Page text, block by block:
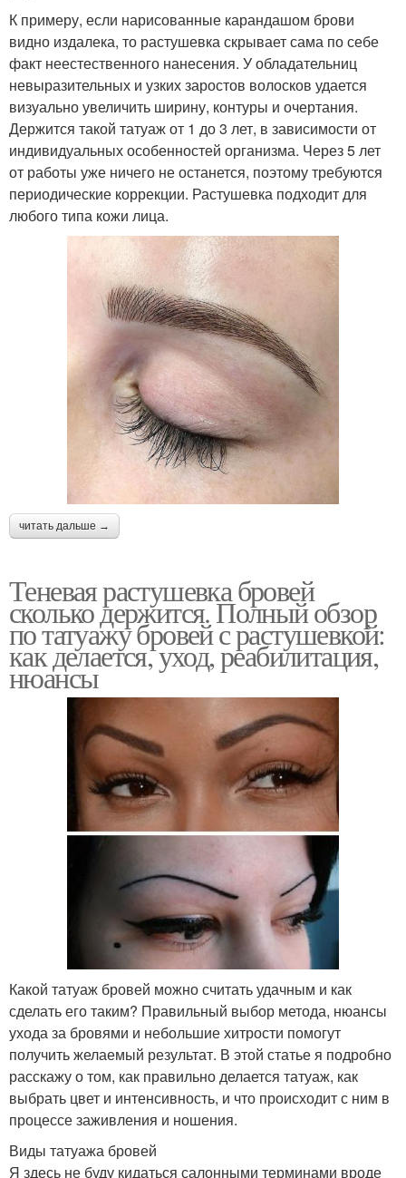
К примеру, если нарисованные карандашом брови
видно издалека, то растушевка скрывает сама по себе
факт неестественного нанесения. У обладательниц
невыразительных и узких заростов волосков удается
визуально увеличить ширину, контуры и очертания.
Держится такой татуаж от 1 до 3 лет, в зависимости от
индивидуальных особенностей организма. Через 5 лет
от работы уже ничего не останется, поэтому требуются
периодические коррекции. Растушевка подходит для
любого типа кожи лица.
читать дальше →
Теневая растушевка бровей
сколько держится. Полный обзор
по татуажу бровей с растушевкой:
как делается, уход, реабилитация,
нюансы
Какой татуаж бровей можно считать удачным и как
сделать его таким? Правильный выбор метода, нюансы
ухода за бровями и небольшие хитрости помогут
получить желаемый результат. В этой статье я подробно
расскажу о том, как правильно делается татуаж, как
выбрать цвет и интенсивность, и что происходит с ним в
процессе заживления и ношения.
Виды татуажа бровей
Я здесь не буду кидаться салонными терминами вроде